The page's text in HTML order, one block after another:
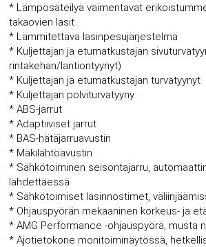
* Lämpösäteilyä vaimentavat
takaovien lasit
* Lämmitettävä lasinpesujärjestelmä
* Kuljettajan ja etumatkustajan
rintakehän/lantiontyynyt)
* Kuljettajan ja etumatkustajan turvatyynyt
* Kuljettajan polviturvatyyny
* ABS-jarrut
* Adaptiiviset jarrut
* BAS-hätäjarruavustin
* Mäkilähtöavustin
* Sähkötoiminen seisontajarru,
lähdettäessä
* Sähkötoimiset lasinnostimet,
* Ohjauspyörän mekaaninen korkeus- ja
* AMG Performance -ohjauspyörä, musta
* Ajotietokone monitoiminäytössä,